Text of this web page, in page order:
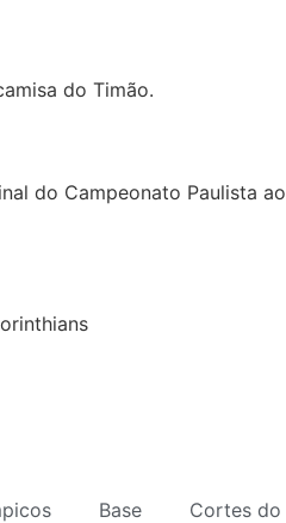
do Timão.
do Campeonato Paulista
Base Cortes do